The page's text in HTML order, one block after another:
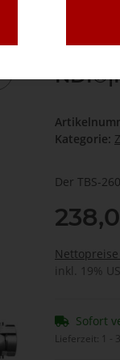
Kategorie:
Der TBS-
inkl. 19%
Sofort
Lieferzeit: 1 -